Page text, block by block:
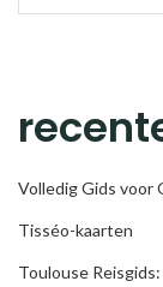
Volledig Gids voor
Tisséo-kaarten
Toulouse